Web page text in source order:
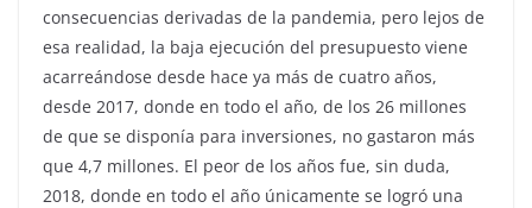
consecuencias derivadas de la pandemia, pero lejos de
esa realidad, la baja ejecución del presupuesto viene
acarreándose desde hace ya más de cuatro años,
desde 2017, donde en todo el año, de los 26 millones
de que se disponía para inversiones, no gastaron más
que 4,7 millones. El peor de los años fue, sin duda,
2018, donde en todo el año únicamente se logró una